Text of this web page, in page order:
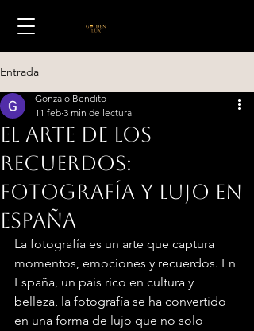
Entrada
El arte de los
recuerdos:
Fotografía y lujo en
España
Gonzalo Bendito
11 feb 3 min de lectura
La fotografía es un arte que captura
momentos, emociones y recuerdos. En
España, un país rico en cultura y
belleza, la fotografía se ha convertido
en una forma de lujo que no solo